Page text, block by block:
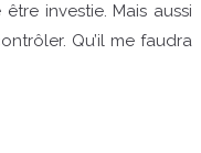
investie. Mais aussi
Qu’il me faudra